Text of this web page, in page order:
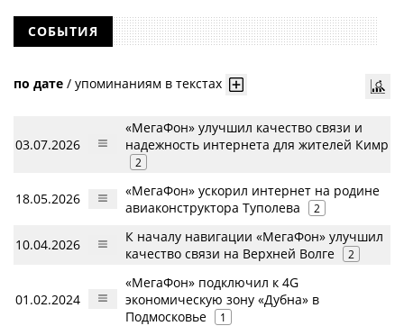
СОБЫТИЯ
по дате / упоминаниям в текстах
03.07.2026
«МегаФон» улучшил качество связи и
надежность интернета для жителей Кимр
2
18.05.2026
«МегаФон» ускорил интернет на родине
авиаконструктора Туполева
2
10.04.2026
К началу навигации «МегаФон» улучшил
качество связи на Верхней Волге
2
01.02.2024
«МегаФон» подключил к 4G
экономическую зону «Дубна» в
Подмосковье
1